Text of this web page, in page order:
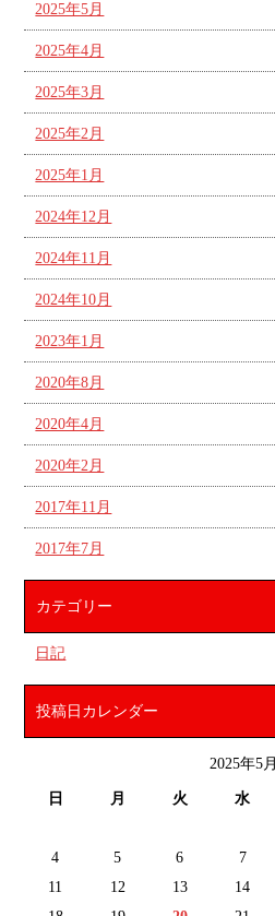
2025年5月
2025年4月
2025年3月
2025年2月
2025年1月
2024年12月
2024年11月
2024年10月
2023年1月
2020年8月
2020年4月
2020年2月
2017年11月
2017年7月
カテゴリー
日記
投稿日カレンダー
2025年5月
日 月 火 水
4
5 6 7
11
12 13 14